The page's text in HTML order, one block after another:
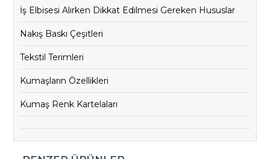
İş Elbisesi Alırken Dikkat Edilmesi Gereken Hususlar
Nakış Baskı Çeşitleri
Tekstil Terimleri
Kumaşların Özellikleri
Kumaş Renk Kartelaları